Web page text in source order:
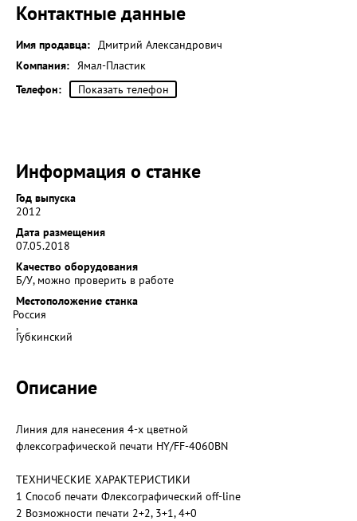
Контактные данные
Имя продавца: Дмитрий Александрович
Компания: Ямал-Пластик
Телефон:
Показать телефон
Информация о станке
Год выпуска
2012
Дата размещения
07.05.2018
Качество оборудования
Б/У, можно проверить в работе
Местоположение станка
Россия
,
Губкинский
Описание
Линия для нанесения 4-х цветной
флексографической печати HY/FF-4060BN
ТЕХНИЧЕСКИЕ ХАРАКТЕРИСТИКИ
1 Способ печати Флексографический off-line
2 Возможности печати 2+2, 3+1, 4+0